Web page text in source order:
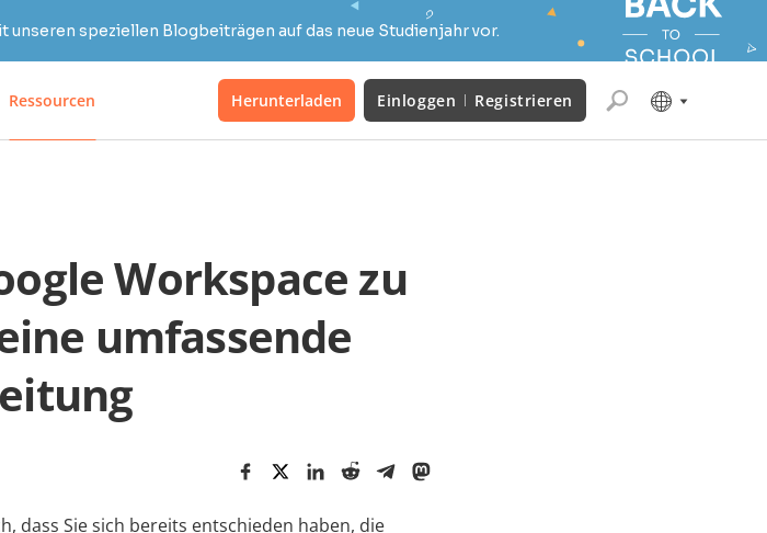
unseren speziellen Blogbeiträgen auf das neue Studienjahr vor.
Ressourcen Herunterladen Einloggen Registrieren
Workspace zu
umfassende
dass Sie sich bereits entschieden haben, die